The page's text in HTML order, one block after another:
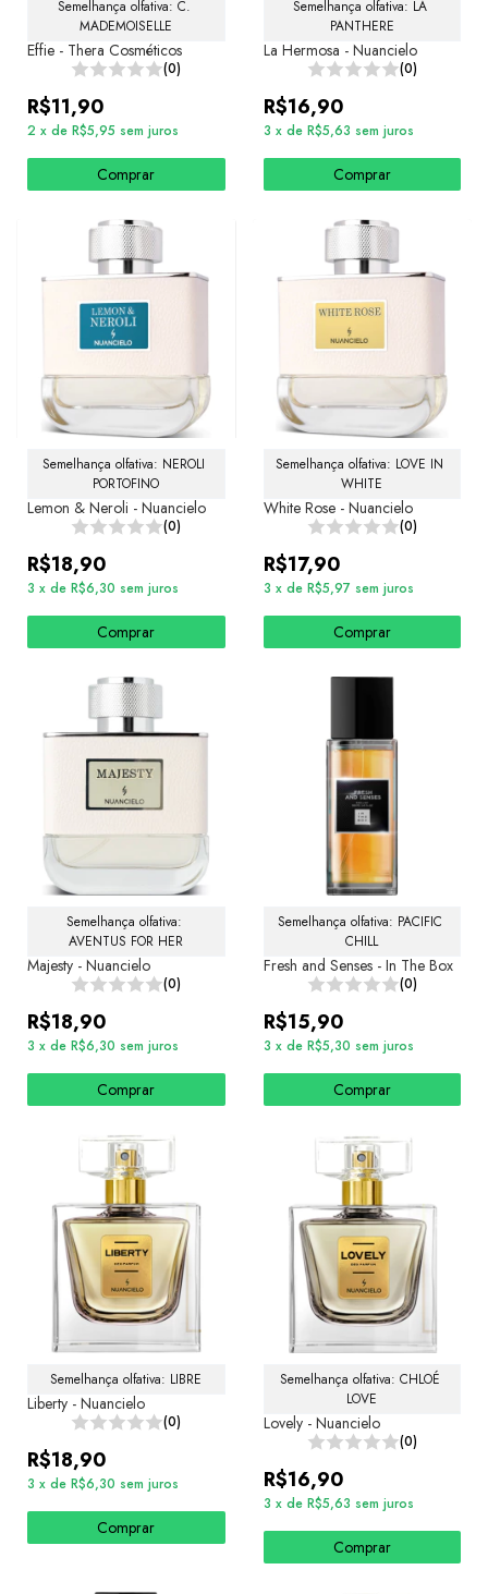
Semelhança olfativa: C.
MADEMOISELLE
Effie - Thera Cosméticos
(0)
R$11,90
2 x de R$5,95 sem juros
Comprar
Semelhança olfativa: LA
PANTHERE
La Hermosa - Nuancielo
(0)
R$16,90
3 x de R$5,63 sem juros
Comprar
Semelhança olfativa: NEROLI
PORTOFINO
Lemon & Neroli - Nuancielo
(0)
R$18,90
3 x de R$6,30 sem juros
Comprar
Semelhança olfativa: LOVE IN
WHITE
White Rose - Nuancielo
(0)
R$17,90
3 x de R$5,97 sem juros
Comprar
Semelhança olfativa:
AVENTUS FOR HER
Majesty - Nuancielo
(0)
R$18,90
3 x de R$6,30 sem juros
Comprar
Semelhança olfativa: PACIFIC
CHILL
Fresh and Senses - In The Box
(0)
R$15,90
3 x de R$5,30 sem juros
Comprar
Semelhança olfativa: LIBRE
Liberty - Nuancielo
(0)
R$18,90
3 x de R$6,30 sem juros
Comprar
Semelhança olfativa: CHLOÉ
LOVE
Lovely - Nuancielo
(0)
R$16,90
3 x de R$5,63 sem juros
Comprar